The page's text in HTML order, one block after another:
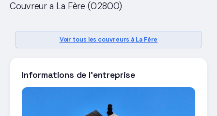
Couvreur a La Fère (02800)
Voir tous les couvreurs à La Fère
Informations de l'entreprise